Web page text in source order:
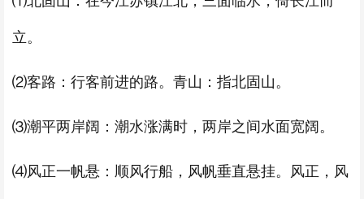
立。
⑵客路：行客前进的路。青山：指北固山。
⑶潮平两岸阔：潮水涨满时，两岸之间水面宽阔。
⑷风正一帆悬：顺风行船，风帆垂直悬挂。风正，风